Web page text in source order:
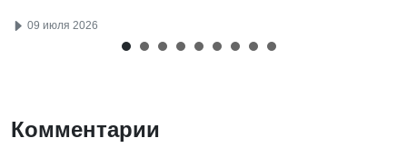
09 июля 2026
Комментарии